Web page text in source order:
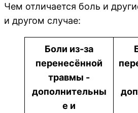
Чем отличается боль и
и другом случае:
Боли из-за
перенесённой
травмы -
дополнительны
е и